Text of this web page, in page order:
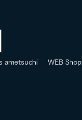
ametsuchi WEB Shop